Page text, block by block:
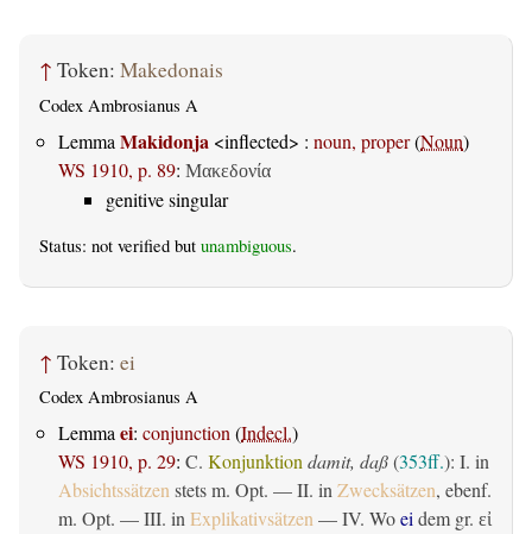
↑ Token: Makedonais
Codex Ambrosianus A
Lemma Makidonja <inflected> : noun, proper(Noun)
WS 1910, p. 89: Μακεδονία
genitive singular
Status: not verified but unambiguous.
↑ Token: ei
Codex Ambrosianus A
Lemmaei: conjunction(Indecl.)
WS 1910, p. 29: C. Konjunktiondamit, daß(353ff.): I. in
Absichtssätzenstets m. Opt. — II. inZwecksätzen, ebenf.
m. Opt. — III. inExplikativsätzen— IV. Woeidem gr. εἰ